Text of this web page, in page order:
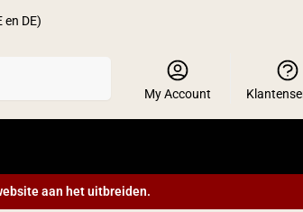
DE)
My Account
aan het uitbreiden.